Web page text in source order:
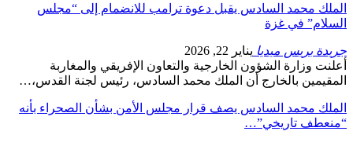
الملك محمد السادس يقبل دعوة ترامب للانضمام إلى “مجلس
السلام” في غزة
جريدة بريس ميديا يناير 22, 2026
أعلنت وزارة الشؤون الخارجية والتعاون الإفريقي والمغاربة
المقيمين بالخارج أن الملك محمد السادس، رئيس لجنة القدس،…
الملك محمد السادس يصف قرار مجلس الأمن بشأن الصحراء بأنه
“منعطف تاريخي”…